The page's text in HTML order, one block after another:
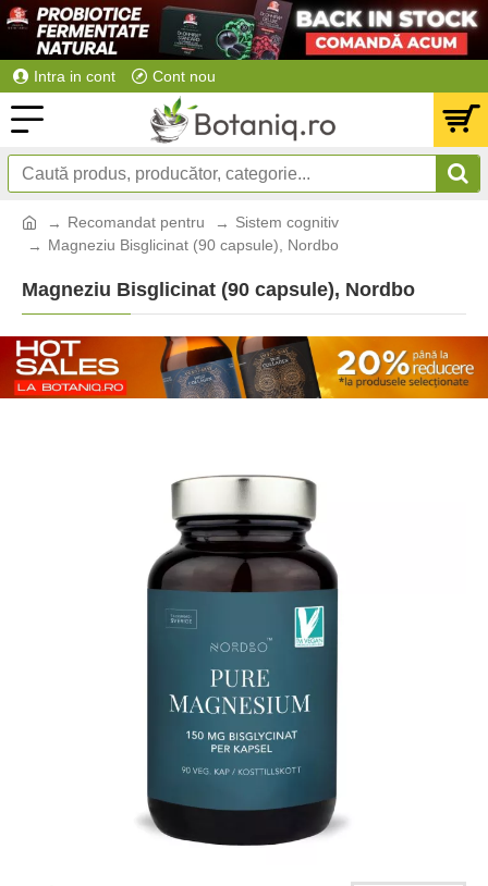
Intra in cont Cont nou
Recomandat pentru
Sistem cognitiv
Magneziu Bisglicinat (90 capsule), Nordbo
Magneziu Bisglicinat (90 capsule), Nordbo